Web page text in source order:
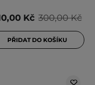
300,00 Kč
Kč
PŘIDAT DO KOŠÍKU